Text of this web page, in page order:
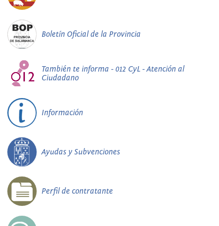
Boletín Oficial de la Provincia
También te informa - 012 CyL - Atención al
Ciudadano
Información
Ayudas y Subvenciones
Perfil de contratante